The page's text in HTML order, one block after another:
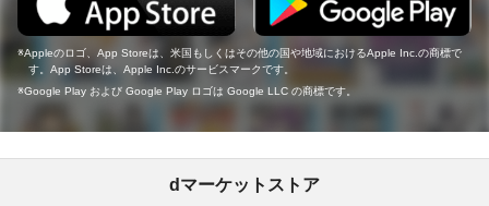
Appleのロゴ、App Storeは、米国もしくはその他の国や地域におけるApple Inc.の商標で
す。App Storeは、Apple Inc.のサービスマークです。
Google Play および Google Play ロゴは Google LLC の商標です。
dマーケットストア